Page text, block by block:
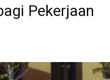
Pekerjaan